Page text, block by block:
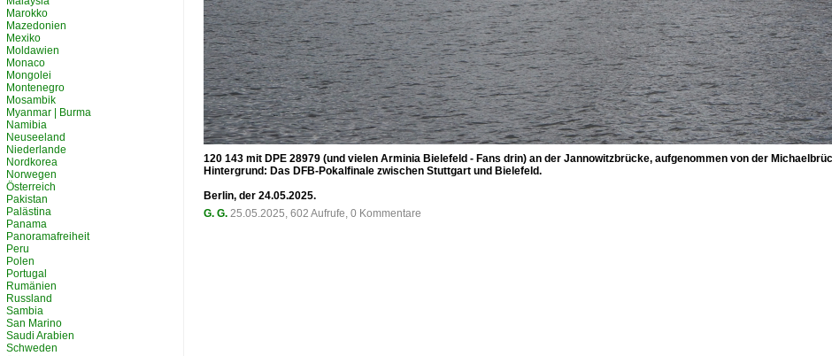
120 143 mit DPE 28979 (und vielen Arminia Bielefeld - Fans drin) an der Jannowitzbrücke, aufgenommen von der
Hintergrund: Das DFB-Pokalfinale zwischen Stuttgart und Bielefeld.
Berlin, der 24.05.2025.
G. G. 25.05.2025, 602 Aufrufe, 0 Kommentare
Marokko
Mazedonien
Mexiko
Moldawien
Monaco
Mongolei
Montenegro
Mosambik
Myanmar | Burma
Namibia
Neuseeland
Niederlande
Nordkorea
Norwegen
Österreich
Pakistan
Palästina
Panama
Panoramafreiheit
Peru
Polen
Portugal
Rumänien
Russland
Sambia
San Marino
Saudi Arabien
Schweden